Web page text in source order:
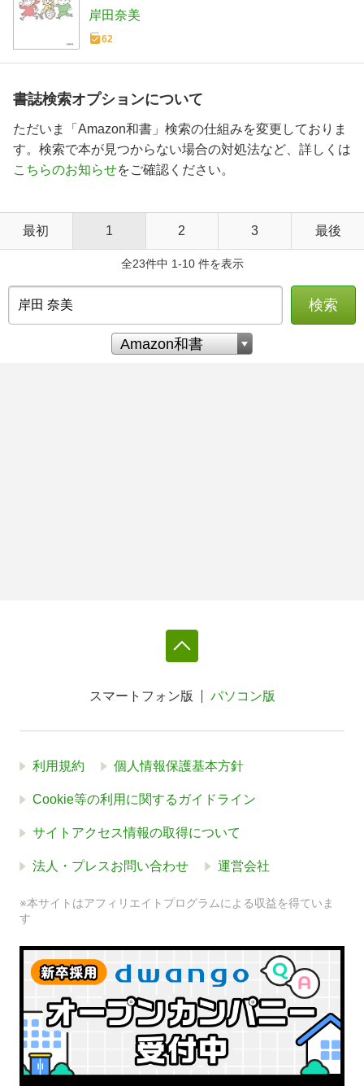
岸田奈美
62
書誌検索オプションについて
ただいま「Amazon和書」検索の仕組みを変更しておりま
す。検索で本が見つからない場合の対処法など、詳しくは
こちらのお知らせをご確認ください。
最初 1 2 3 最後
全23件中 1-10 件を表示
検索
スマートフォン版 パソコン版
利用規約 個人情報保護基本方針
Cookie等の利用に関するガイドライン
サイトアクセス情報の取得について
法人・プレスお問い合わせ 運営会社
※本サイトはアフィリエイトプログラムによる収益を得ていま
す